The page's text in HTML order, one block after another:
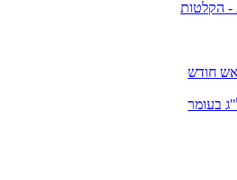
- הקלטות
חודש
בעומר